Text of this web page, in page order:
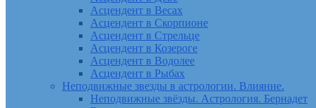
Асцендент в Весах
Асцендент в Скорпионе
Асцендент в Стрельце
Асцендент в Козероге
Асцендент в Водолее
Асцендент в Рыбах
Неподвижные звезды в астрологии. Влияние.
Неподвижные звёзды. Астрология. Бернадет